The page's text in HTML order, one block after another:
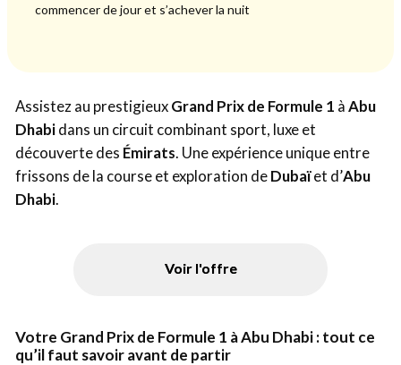
commencer de jour et s’achever la nuit
Assistez au prestigieuxGrand Prix de Formule 1 àAbu
Dhabidans un circuit combinant sport, luxe et
découverte des Émirats. Une expérience unique entre
frissons de la course et exploration deDubaïet d’Abu
Dhabi.
Voir l'offre
Votre Grand Prix de Formule 1 à Abu Dhabi : tout ce
qu’il faut savoir avant de partir